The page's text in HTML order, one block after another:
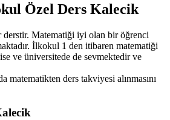
Özel Ders Kalecik
derstir. Matematiği iyi olan bir öğrenci
İlkokul 1 den itibaren matematiği
ve üniversitede de sevmektedir ve
matematikten ders takviyesi alınmasını